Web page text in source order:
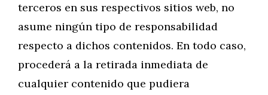
terceros en sus respectivos sitios web, no
asume ningún tipo de responsabilidad
respecto a dichos contenidos. En todo caso,
procederá a la retirada inmediata de
cualquier contenido que pudiera